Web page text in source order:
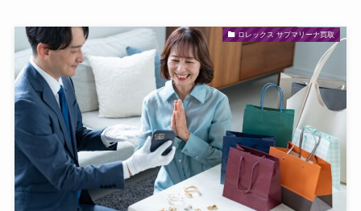
ロレックス サブマリーナ買取